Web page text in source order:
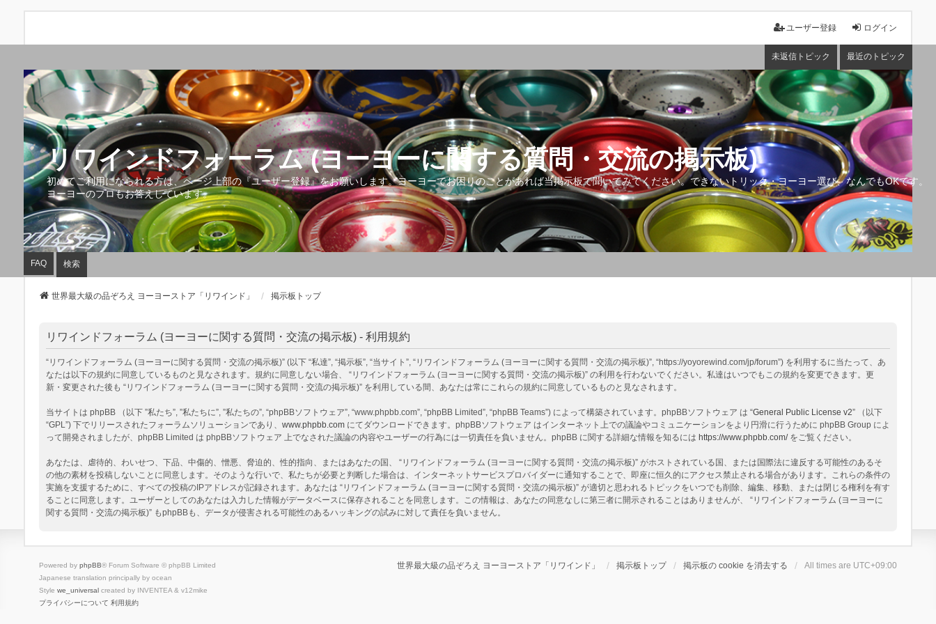
ログイン
ユーザー登録
未返信トピック 最近のトピック
リワインドフォーラム (ヨーヨーに関する質問・交流の掲示板)
初めてご利用になられる方は、ページ上部の『ユーザー登録』をお願いします。ヨーヨーでお困りのことがあれば当掲示板で聞いてみてください。できないトリック・ヨーヨー選び、なんでもOKです。
ヨーヨーのプロもお答えしています。
FAQ 検索
世界最大級の品ぞろえ ヨーヨーストア「リワインド」 掲示板トップ
リワインドフォーラム (ヨーヨーに関する質問・交流の掲示板) - 利用規約
“リワインドフォーラム (ヨーヨーに関する質問・交流の掲示板)” (以下 “私達”, “掲示板”, “当サイト”, “リワインドフォーラム (ヨーヨーに関する質問・交流の掲示板)”, “https://yoyorewind.com/jp/forum”) を利用するに当たって、あ
なたは以下の規約に同意しているものと見なされます。規約に同意しない場合、 “リワインドフォーラム (ヨーヨーに関する質問・交流の掲示板)” の利用を行わないでください。私達はいつでもこの規約を変更できます。更
新・変更された後も “リワインドフォーラム (ヨーヨーに関する質問・交流の掲示板)” を利用している間、あなたは常にこれらの規約に同意しているものと見なされます。
当サイトは phpBB （以下 ”私たち”, ”私たちに”, ”私たちの”, “phpBBソフトウェア”, “www.phpbb.com”, “phpBB Limited”, “phpBB Teams”) によって構築されています。phpBBソフトウェア は “General Public License v2” （以下
“GPL”) 下でリリースされたフォーラムソリューションであり、 www.phpbb.comにてダウンロードできます。phpBBソフトウェア はインターネット上での議論やコミュニケーションをより円滑に行うために phpBB Group によ
って開発されましたが、phpBB Limited は phpBBソフトウェア 上でなされた議論の内容やユーザーの行為には一切責任を負いません。phpBB に関する詳細な情報を知るには https://www.phpbb.com/をご覧ください。
あなたは、虐待的、わいせつ、下品、中傷的、憎悪、脅迫的、性的指向、またはあなたの国、 “リワインドフォーラム (ヨーヨーに関する質問・交流の掲示板)” がホストされている国、または国際法に違反する可能性のあるそ
の他の素材を投稿しないことに同意します。そのような行いで、私たちが必要と判断した場合は、インターネットサービスプロバイダーに通知することで、即座に恒久的にアクセス禁止される場合があります。これらの条件の
実施を支援するために、すべての投稿のIPアドレスが記録されます。あなたは “リワインドフォーラム (ヨーヨーに関する質問・交流の掲示板)” が適切と思われるトピックをいつでも削除、編集、移動、または閉じる権利を有す
ることに同意します。ユーザーとしてのあなたは入力した情報がデータベースに保存されることを同意します。この情報は、あなたの同意なしに第三者に開示されることはありませんが、 “リワインドフォーラム (ヨーヨーに
関する質問・交流の掲示板)” もphpBBも、データが侵害される可能性のあるハッキングの試みに対して責任を負いません。
世界最大級の品ぞろえ ヨーヨーストア「リワインド」 掲示板トップ 掲示板の cookie を消去する All times are UTC+09:00
Powered by phpBB® Forum Software © phpBB Limited
Japanese translation principally by ocean
Style we_universalcreated by INVENTEA & v12mike
プライバシーについて 利用規約